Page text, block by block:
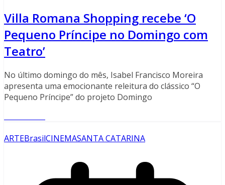
Villa Romana Shopping recebe ‘O
Pequeno Príncipe no Domingo com
Teatro’
No último domingo do mês, Isabel Francisco Moreira
apresenta uma emocionante releitura do clássico “O
Pequeno Príncipe” do projeto Domingo
ARTEBrasilCINEMASANTA CATARINA